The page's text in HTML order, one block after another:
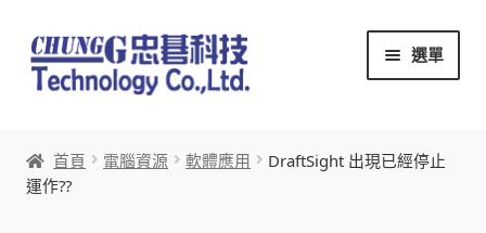
跳
至
導
列
跳
至
主
內
容
選單
關於忠碁
首頁 電腦資源 軟體應用
DraftSight 出現已經停止
運作??